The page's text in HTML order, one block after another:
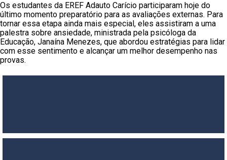
Os estudantes da EREF Adauto Carício participaram hoje do
último momento preparatório para as avaliações externas. Para
tornar essa etapa ainda mais especial, eles assistiram a uma
palestra sobre ansiedade, ministrada pela psicóloga da
Educação, Janaína Menezes, que abordou estratégias para lidar
com esse sentimento e alcançar um melhor desempenho nas
provas.